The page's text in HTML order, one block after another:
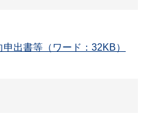
出書等（ワード：32KB）